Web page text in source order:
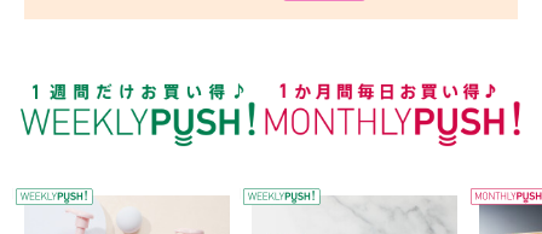
WEEKLY PUSH